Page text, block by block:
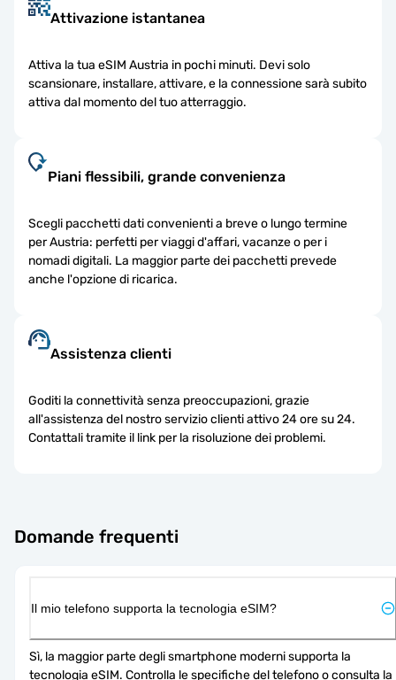
Attivazione istantanea
Attiva la tua eSIM Austria in pochi minuti. Devi solo
scansionare, installare, attivare, e la connessione sarà subito
attiva dal momento del tuo atterraggio.
Piani flessibili, grande convenienza
Scegli pacchetti dati convenienti a breve o lungo termine
per Austria: perfetti per viaggi d'affari, vacanze o per i
nomadi digitali. La maggior parte dei pacchetti prevede
anche l'opzione di ricarica.
Assistenza clienti
Goditi la connettività senza preoccupazioni, grazie
all'assistenza del nostro servizio clienti attivo 24 ore su 24.
Contattali tramite il link per la risoluzione dei problemi.
Domande frequenti
Il mio telefono supporta la tecnologia eSIM?
Sì, la maggior parte degli smartphone moderni supporta la
tecnologia eSIM. Controlla le specifiche del telefono o consulta la